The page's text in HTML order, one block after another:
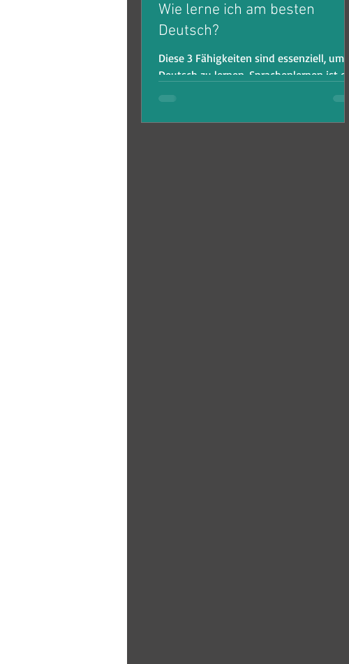
Wie lerne ich am besten
Deutsch?
Diese 3 Fähigkeiten sind essenziell, um
Deutsch zu lernen. Sprachenlernen ist ein
mehrstufiger und umfassender Prozess.